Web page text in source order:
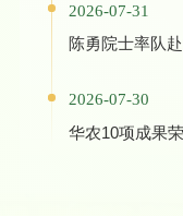
2026-07-31
陈勇院士率队
2026-07-30
华农10项成果